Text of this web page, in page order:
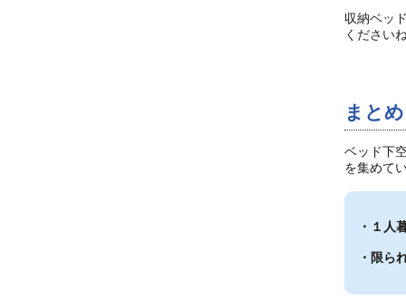
収納ベッ
ください
まとめ
ベッド下
を集めて
・１人
・限ら